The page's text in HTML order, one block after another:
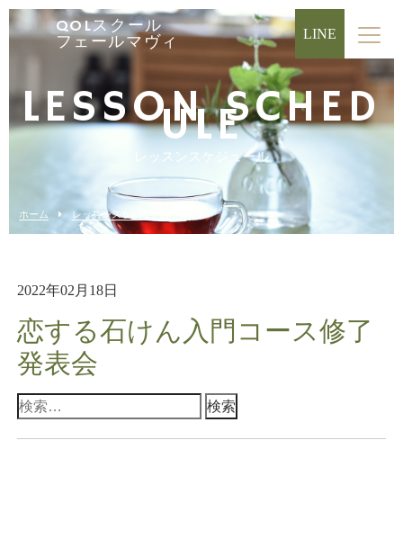
QOLスクール
フェールマヴィ
LINE
LESSON SCHED
ULE
レッスンスケジュール
ホーム レッスンスケジュール
2022年02月18日
恋する石けん入門コース修了
発表会
検